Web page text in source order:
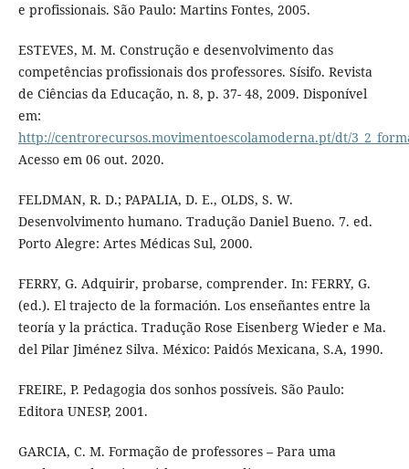
e profissionais. São Paulo: Martins Fontes, 2005.
ESTEVES, M. M. Construção e desenvolvimento das
competências profissionais dos professores. Sísifo. Revista
de Ciências da Educação, n. 8, p. 37- 48, 2009. Disponível
em:
http://centrorecursos.movimentoescolamoderna.pt/dt/
Acesso em 06 out. 2020.
FELDMAN, R. D.; PAPALIA, D. E., OLDS, S. W.
Desenvolvimento humano. Tradução Daniel Bueno. 7. ed.
Porto Alegre: Artes Médicas Sul, 2000.
FERRY, G. Adquirir, probarse, comprender. In: FERRY, G.
(ed.). El trajecto de la formación. Los enseñantes entre la
teoría y la práctica. Tradução Rose Eisenberg Wieder e Ma.
del Pilar Jiménez Silva. México: Paidós Mexicana, S.A, 1990.
FREIRE, P. Pedagogia dos sonhos possíveis. São Paulo:
Editora UNESP, 2001.
GARCIA, C. M. Formação de professores – Para uma